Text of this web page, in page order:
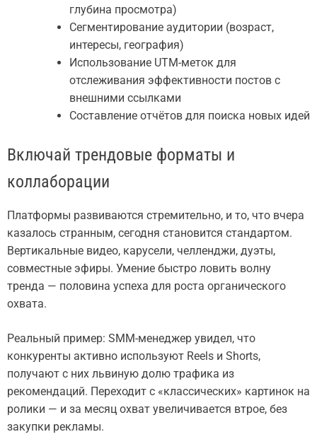
глубина просмотра)
Сегментирование аудитории (возраст,
интересы, география)
Использование UTM-меток для
отслеживания эффективности постов с
внешними ссылками
Составление отчётов для поиска новых идей
Включай трендовые форматы и
коллаборации
Платформы развиваются стремительно, и то, что вчера
казалось странным, сегодня становится стандартом.
Вертикальные видео, карусели, челленджи, дуэты,
совместные эфиры. Умение быстро ловить волну
тренда — половина успеха для роста органического
охвата.
Реальный пример: SMM-менеджер увидел, что
конкуренты активно используют Reels и Shorts,
получают с них львиную долю трафика из
рекомендаций. Переходит с «классических» картинок на
ролики — и за месяц охват увеличивается втрое, без
закупки рекламы.